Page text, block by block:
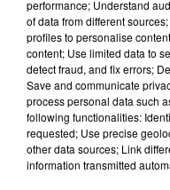
7 août
dans
performance; Understand
of data from different
profiles to personalise
content; Use limited data to
detect fraud, and fix errors;
Save and communicate
process personal data such
following functionalities:
requested; Use precise
other data sources; Link
information transmitted